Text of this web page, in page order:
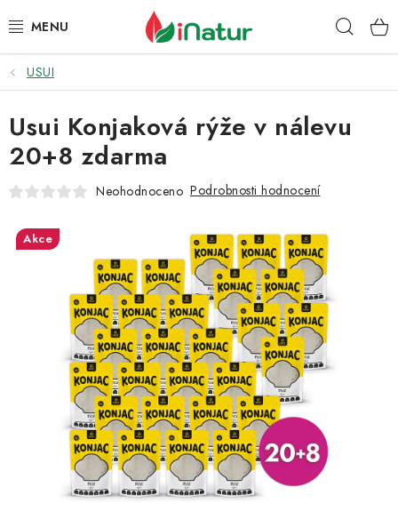
na
POTRAVINY
OŘECHY A SUŠENÉ PLODY
SNACKY
EKO DROGERIE A KOSMETIKA
VITAMÍNY
DOPRAVA A PLATBA
VELKOOBCHOD
KONTAKTY
ZNAČKY
USUI
Usui Konjaková rýže v nálevu
20+8 zdarma
Neohodnoceno Podrobnosti hodnocení
Akce